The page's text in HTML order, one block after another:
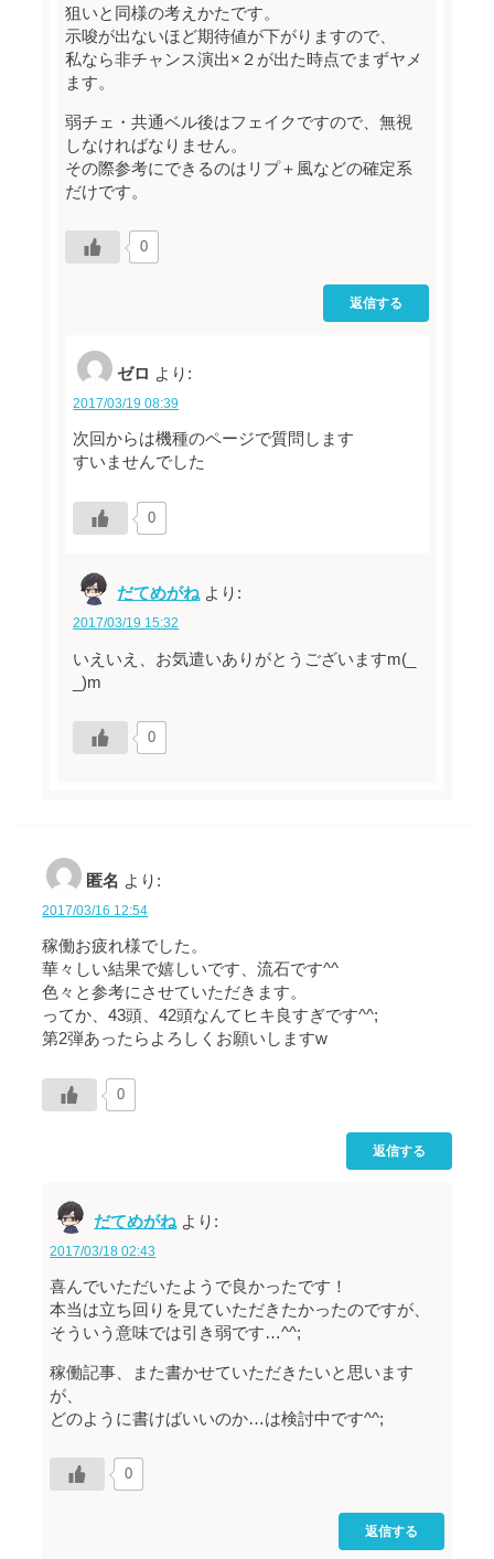
狙いと同様の考えかたです。
示唆が出ないほど期待値が下がりますので、
私なら非チャンス演出×２が出た時点でまずヤメ
ます。
弱チェ・共通ベル後はフェイクですので、無視
しなければなりません。
その際参考にできるのはリプ＋風などの確定系
だけです。
0
返信する
ゼロ より:
2017/03/19 08:39
次回からは機種のページで質問します
すいませんでした
0
だてめがね より:
2017/03/19 15:32
いえいえ、お気遣いありがとうございますm(_
_)m
0
匿名 より:
2017/03/16 12:54
稼働お疲れ様でした。
華々しい結果で嬉しいです、流石です^^
色々と参考にさせていただきます。
ってか、43頭、42頭なんてヒキ良すぎです^^;
第2弾あったらよろしくお願いしますw
0
返信する
だてめがね より:
2017/03/18 02:43
喜んでいただいたようで良かったです！
本当は立ち回りを見ていただきたかったのですが、
そういう意味では引き弱です…^^;
稼働記事、また書かせていただきたいと思います
が、
どのように書けばいいのか…は検討中です^^;
0
返信する